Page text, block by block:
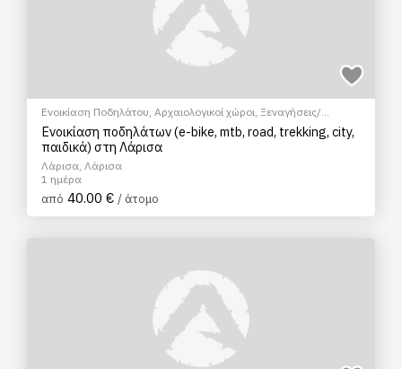
Ενοικίαση Ποδηλάτου, Αρχαιολογικοί χώροι, Ξεναγήσεις/
Αξιοθέατα
Πεζοπορία Πόλης Πολιτιστικά - Πολιτισμικά
Ενοικίαση ποδηλάτων (e-bike, mtb, road, trekking, city,
παιδικά) στη Λάρισα
Λάρισα, Λάρισα
1 ημέρα
από 40.00 € / άτομο